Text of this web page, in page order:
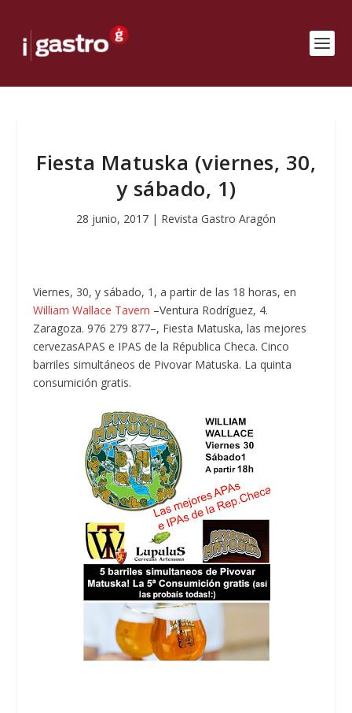
Fiesta Matuska (viernes, 30,
y sábado, 1)
28 junio, 2017 | Revista Gastro Aragón
Viernes, 30, y sábado, 1, a partir de las 18 horas, en
William Wallace Tavern –Ventura Rodríguez, 4.
Zaragoza. 976 279 877–, Fiesta Matuska, las mejores
cervezasAPAS e IPAS de la Républica Checa. Cinco
barriles simultáneos de Pivovar Matuska. La quinta
consumición gratis.